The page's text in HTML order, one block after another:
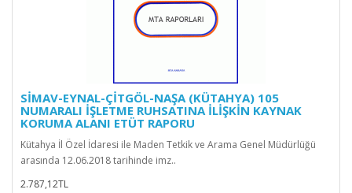
SİMAV-EYNAL-ÇİTGÖL-NAŞA (KÜTAHYA) 105
NUMARALI İŞLETME RUHSATINA İLİŞKİN KAYNAK
KORUMA ALANI ETÜT RAPORU
Kütahya İl Özel İdaresi ile Maden Tetkik ve Arama Genel Müdürlüğü
arasında 12.06.2018 tarihinde imz..
2.787,12TL